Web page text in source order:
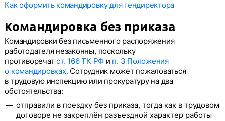
Как оформить командировку для гендиректора
Командировка без приказа
Командировки без письменного распоряжения
работодателя незаконны, поскольку
противоречатст. 166 ТК РФ и п. 3 Положения
о командировках. Сотрудник может пожаловаться
в трудовую инспекцию или прокуратуру на два
обстоятельства:
отправили в поездку без приказа, тогда как в трудовом
договоре не закреплён разъездной характер работы